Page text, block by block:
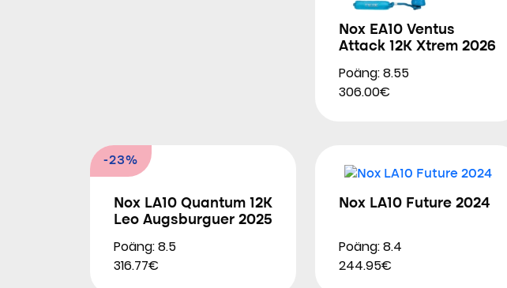
Nox EA10 Ventus
Attack 12K Xtrem 2026
Poäng: 8.55
306.00€
-23%
Nox LA10 Quantum 12K
Leo Augsburguer 2025
Poäng: 8.5
316.77€
Nox LA10 Future 2024
Poäng: 8.4
244.95€